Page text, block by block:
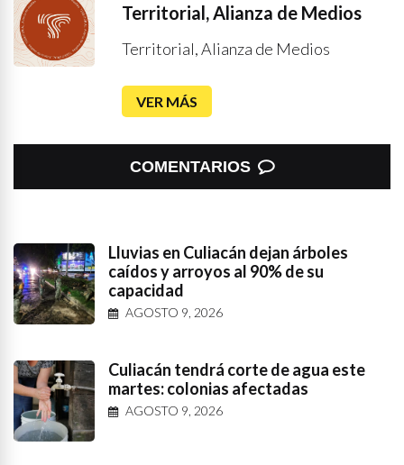
Territorial, Alianza de Medios
Territorial, Alianza de Medios
VER MÁS
COMENTARIOS
Lluvias en Culiacán dejan árboles
caídos y arroyos al 90% de su
capacidad
AGOSTO 9, 2026
Culiacán tendrá corte de agua este
martes: colonias afectadas
AGOSTO 9, 2026